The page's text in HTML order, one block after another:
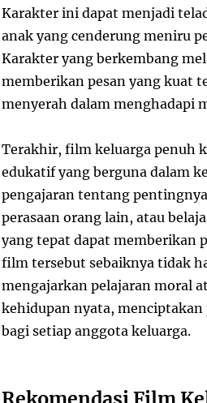
Karakter ini dapat menjadi
anak yang cenderung meniru
Karakter yang berkembang
memberikan pesan yang kuat
menyerah dalam menghadapi
Terakhir, film keluarga penuh
edukatif yang berguna dalam
pengajaran tentang
perasaan orang lain, atau
yang tepat dapat memberikan
film tersebut sebaiknya tidak
mengajarkan pelajaran moral
kehidupan nyata,
bagi setiap anggota keluarga.